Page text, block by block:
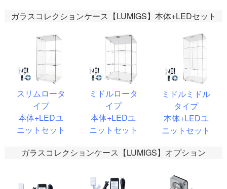
ガラスコレクションケース【LUMIGS】本体+LEDセット
スリムロータ
イプ
本体+LEDユ
ニットセット
ミドルロータ
イプ
本体+LEDユ
ニットセット
ミドルミドル
タイプ
本体+LEDユ
ニットセット
ガラスコレクションケース【LUMIGS】オプション